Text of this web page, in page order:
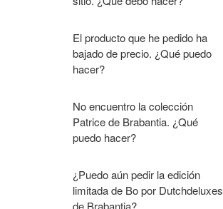
El producto que he pedido ha
bajado de precio. ¿Qué puedo
hacer?
No encuentro la colección
Patrice de Brabantia. ¿Qué
puedo hacer?
¿Puedo aún pedir la edición
limitada de Bo por Dutchdeluxes
de Brabantia?